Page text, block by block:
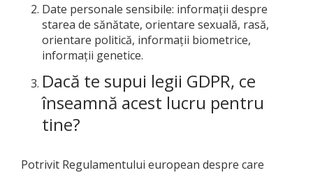
Date personale sensibile: informații despre
starea de sănătate, orientare sexuală, rasă,
orientare politică, informații biometrice,
informații genetice.
Dacă te supui legii GDPR, ce
înseamnă acest lucru pentru
tine?
Potrivit Regulamentului european despre care